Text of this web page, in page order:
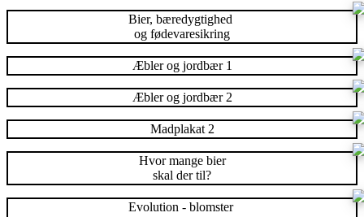
Bier, bæredygtighed
og fødevaresikring
Æbler og jordbær 1
Æbler og jordbær 2
Madplakat 2
Hvor mange bier
skal der til?
Evolution - blomster